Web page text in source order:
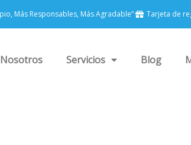
Más Responsables, Más Agradable” Tarjeta de
Nosotros Servicios Blog